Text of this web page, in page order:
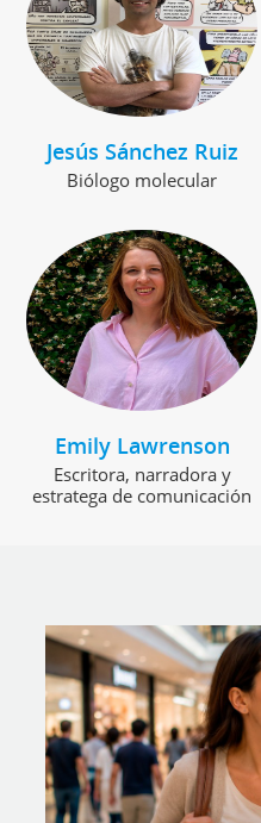
Jesús Sánchez Ruiz
Biólogo molecular
Emily Lawrenson
Escritora, narradora y
estratega de comunicación